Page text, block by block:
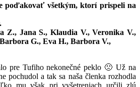
poďakovať všetkým, ktorí prispeli na
Z., Jana S., Klaudia V., Veronika V.,
G., Eva H., Barbora V.,
pre Tufiho nekonečné peklo 🙁 Už na
pochudol a tak sa naša členka rozhodla
mu však pri vyšetreniach určili zlú